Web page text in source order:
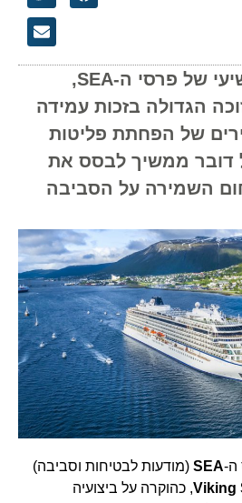
בטקס השנתי התשיעי של פרסי ה-SEA,
הגדולה בזכות עמידה
של הפחתת פליטות
דובר ממשיך לבסס את
השמירה על הסביבה
ה-SEA (מודעות לבטיחות וסביבה)
Viking, כהוקרה על ביצועיה